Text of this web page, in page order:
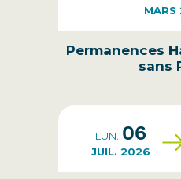
Permanences
sans
LUN. 06
JUIL. 2026